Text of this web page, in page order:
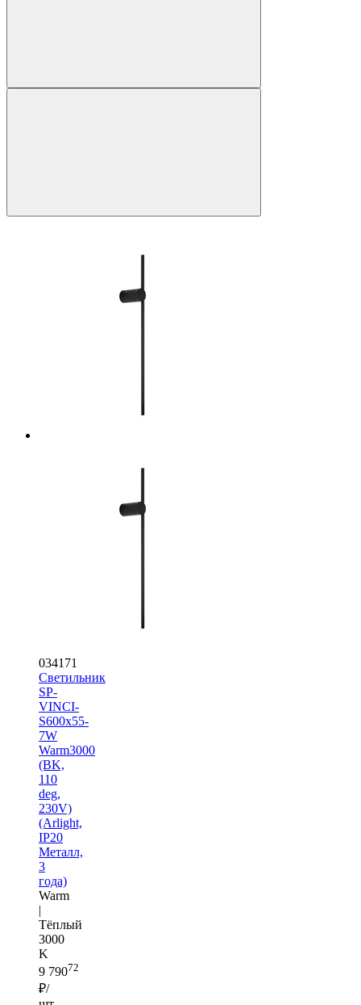
034171
Светильник
SP-
VINCI-
S600x55-
7W
Warm3000
(BK,
110
deg,
230V)
(Arlight,
IP20
Металл,
3
года)
Warm
|
Тёплый
3000
K
9 79072
₽/